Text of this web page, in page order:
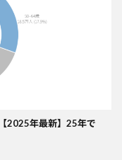
2025年最新】25年で